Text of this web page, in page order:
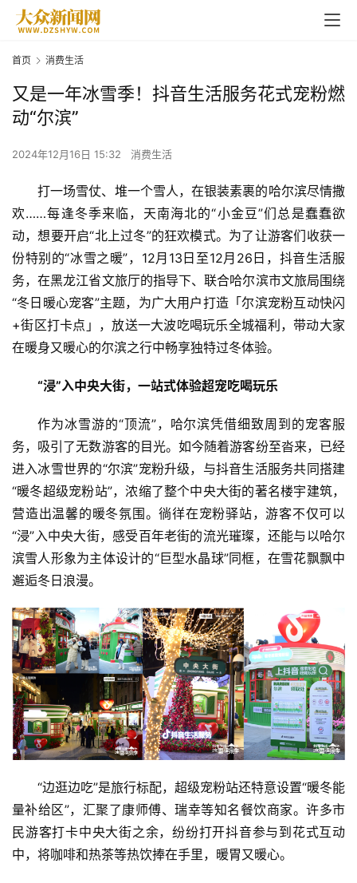
首页 消费生活
又是一年冰雪季！抖音生活服务花式宠粉燃
动“尔滨”
2024年12月16日 15:32 消费生活
打一场雪仗、堆一个雪人，在银装素裹的哈尔滨尽情撒
欢……每逢冬季来临，天南海北的“小金豆”们总是蠢蠢欲
动，想要开启“北上过冬”的狂欢模式。为了让游客们收获一
份特别的“冰雪之暖”，12月13日至12月26日，抖音生活服
务，在黑龙江省文旅厅的指导下、联合哈尔滨市文旅局围绕
“冬日暖心宠客”主题，为广大用户打造「尔滨宠粉互动快闪
+街区打卡点」，放送一大波吃喝玩乐全城福利，带动大家
在暖身又暖心的尔滨之行中畅享独特过冬体验。
“浸”入中央大街，一站式体验超宠吃喝玩乐
作为冰雪游的“顶流”，哈尔滨凭借细致周到的宠客服
务，吸引了无数游客的目光。如今随着游客纷至沓来，已经
进入冰雪世界的“尔滨”宠粉升级，与抖音生活服务共同搭建
“暖冬超级宠粉站”，浓缩了整个中央大街的著名楼宇建筑，
营造出温馨的暖冬氛围。徜徉在宠粉驿站，游客不仅可以
“浸”入中央大街，感受百年老街的流光璀璨，还能与以哈尔
滨雪人形象为主体设计的“巨型水晶球”同框，在雪花飘飘中
邂逅冬日浪漫。
“边逛边吃”是旅行标配，超级宠粉站还特意设置“暖冬能
量补给区”，汇聚了康师傅、瑞幸等知名餐饮商家。许多市
民游客打卡中央大街之余，纷纷打开抖音参与到花式互动
中，将咖啡和热茶等热饮捧在手里，暖胃又暖心。